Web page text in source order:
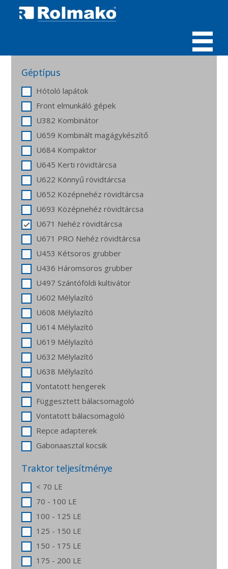
MENÜ
Géptípus
Hótoló lapátok
Front elmunkáló gépek
U382 Kombinátor
U659 Kombinált magágykészítő
U684 Kompaktor
U645 Kerti rövidtárcsa
U622 Könnyű rövidtárcsa
U652 Középnehéz rövidtárcsa
U693 Középnehéz rövidtárcsa
U671 Nehéz rövidtárcsa
U671 PRO Nehéz rövidtárcsa
U453 Kétsoros grubber
U436 Háromsoros grubber
U497 Szántóföldi kultivátor
U602 Mélylazító
U608 Mélylazító
U614 Mélylazító
U619 Mélylazító
U632 Mélylazító
U638 Mélylazító
Vontatott hengerek
Függesztett bálacsomagoló
Vontatott bálacsomagoló
Repce adapterek
Gabonaasztal kocsik
Traktor teljesítménye
< 70 LE
70 - 100 LE
100 - 125 LE
125 - 150 LE
150 - 175 LE
175 - 200 LE